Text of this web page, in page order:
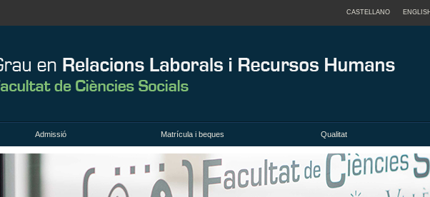
CASTELLANO ENGLISH
Admissió Matrícula i beques Qualitat